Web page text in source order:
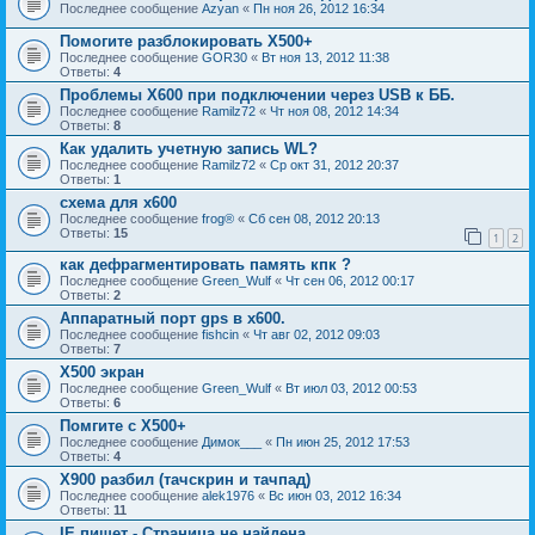
Последнее сообщение Azyan « Пн ноя 26, 2012 16:34
Помогите разблокировать Х500+
Последнее сообщение GOR30 « Вт ноя 13, 2012 11:38
Ответы: 4
Проблемы Х600 при подключении через USB к ББ.
Последнее сообщение Ramilz72 « Чт ноя 08, 2012 14:34
Ответы: 8
Как удалить учетную запись WL?
Последнее сообщение Ramilz72 « Ср окт 31, 2012 20:37
Ответы: 1
схема для x600
Последнее сообщение frog® « Сб сен 08, 2012 20:13
Ответы: 15 1 2
как дефрагментировать память кпк ?
Последнее сообщение Green_Wulf « Чт сен 06, 2012 00:17
Ответы: 2
Аппаратный порт gps в x600.
Последнее сообщение fishcin « Чт авг 02, 2012 09:03
Ответы: 7
Х500 экран
Последнее сообщение Green_Wulf « Вт июл 03, 2012 00:53
Ответы: 6
Помгите с Х500+
Последнее сообщение Димок___ « Пн июн 25, 2012 17:53
Ответы: 4
X900 разбил (тачскрин и тачпад)
Последнее сообщение alek1976 « Вс июн 03, 2012 16:34
Ответы: 11